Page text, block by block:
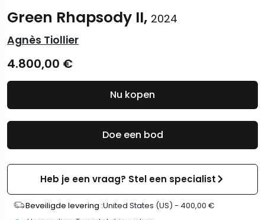
Green Rhapsody II, 2024
Agnès Tiollier
4.800,00 €
Doe een bod
Heb je een vraag? Stel een specialist
Beveiligde levering :United States (US) - 400,00 €
Nu kopen